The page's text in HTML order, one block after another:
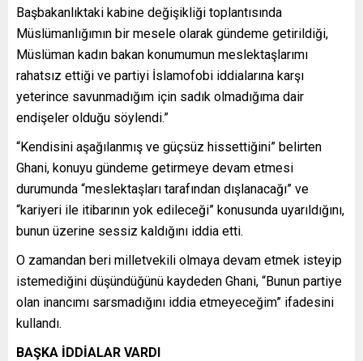
Başbakanlıktaki kabine değişikliği toplantısında
Müslümanlığımın bir mesele olarak gündeme getirildiği,
Müslüman kadın bakan konumumun meslektaşlarımı
rahatsız ettiği ve partiyi İslamofobi iddialarına karşı
yeterince savunmadığım için sadık olmadığıma dair
endişeler olduğu söylendi.”
“Kendisini aşağılanmış ve güçsüz hissettiğini” belirten
Ghani, konuyu gündeme getirmeye devam etmesi
durumunda “meslektaşları tarafından dışlanacağı” ve
“kariyeri ile itibarının yok edileceği” konusunda uyarıldığını,
bunun üzerine sessiz kaldığını iddia etti.
O zamandan beri milletvekili olmaya devam etmek isteyip
istemediğini düşündüğünü kaydeden Ghani, “Bunun partiye
olan inancımı sarsmadığını iddia etmeyeceğim” ifadesini
kullandı.
BAŞKA İDDİALAR VARDI